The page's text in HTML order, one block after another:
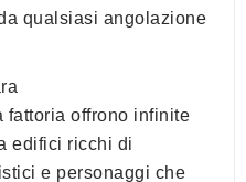
qualsiasi angolazione
fattoria offrono infinite
edifici ricchi di
e personaggi che